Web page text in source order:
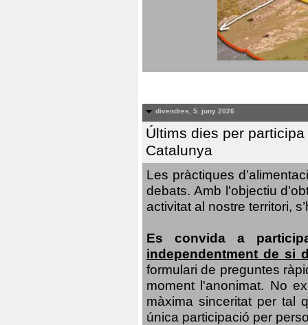
divendres, 5. juny 2026
Últims dies per
Catalunya
Les pràctiques
debats. Amb l'objectiu
activitat al nostre territori,
Es convida a
independentment de si
formulari de preguntes
moment l'anonimat. No
màxima sinceritat per tal
única participació per